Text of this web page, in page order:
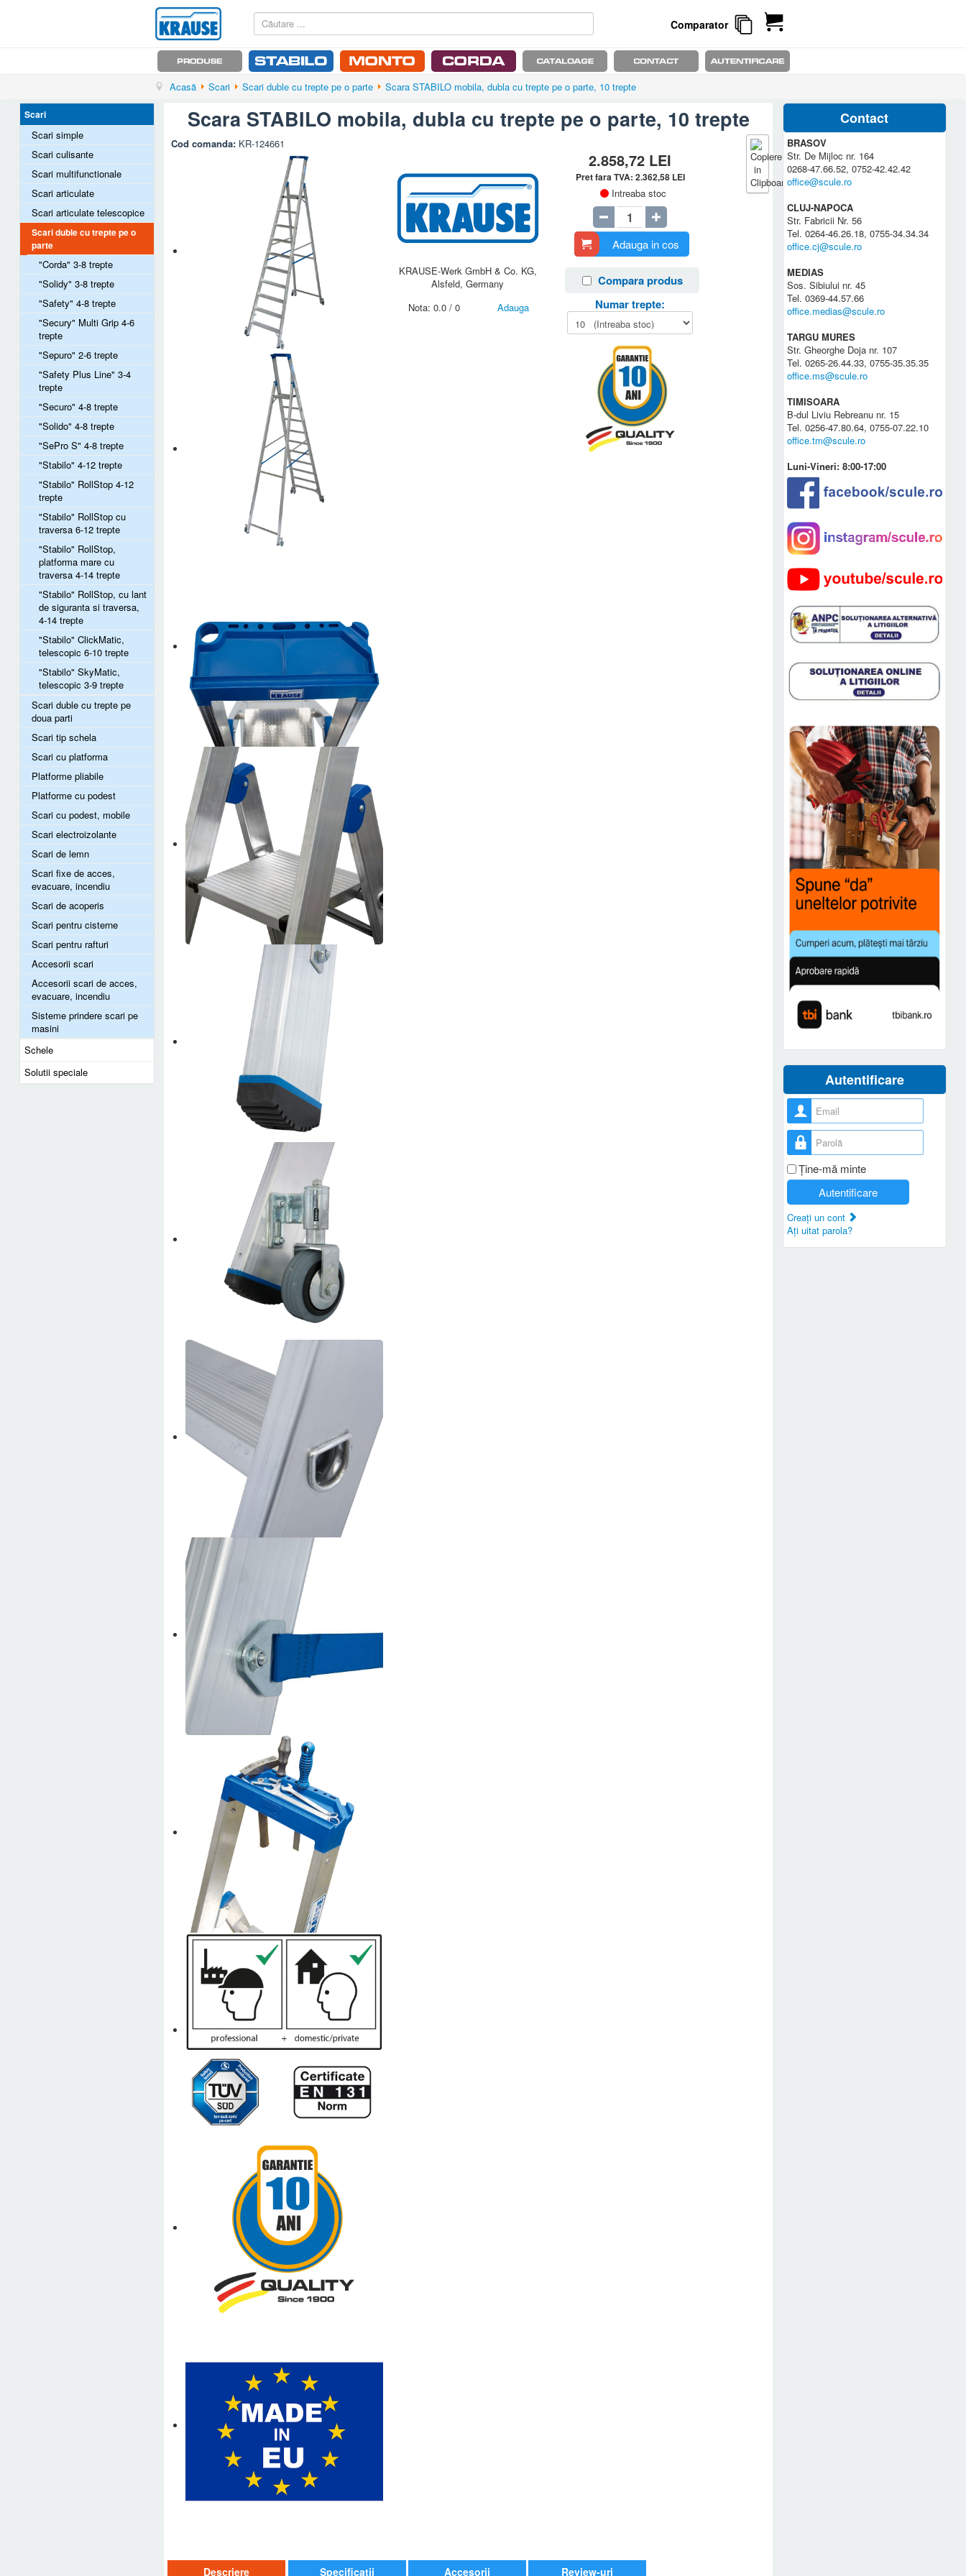
Comparator
Acasă Scari Scari duble cu trepte pe o parte Scara STABILO mobila, dubla cu trepte pe o parte, 10 trepte
Scari
Scari simple
Scari culisante
Scari multifunctionale
Scari articulate
Scari articulate telescopice
Scari duble cu trepte pe o
parte
"Corda" 3-8 trepte
"Solidy" 3-8 trepte
"Safety" 4-8 trepte
"Secury" Multi Grip 4-6
trepte
"Sepuro" 2-6 trepte
"Safety Plus Line" 3-4
trepte
"Securo" 4-8 trepte
"Solido" 4-8 trepte
"SePro S" 4-8 trepte
"Stabilo" 4-12 trepte
"Stabilo" RollStop 4-12
trepte
"Stabilo" RollStop cu
traversa 6-12 trepte
"Stabilo" RollStop,
platforma mare cu
traversa 4-14 trepte
"Stabilo" RollStop, cu lant
de siguranta si traversa,
4-14 trepte
"Stabilo" ClickMatic,
telescopic 6-10 trepte
"Stabilo" SkyMatic,
telescopic 3-9 trepte
Scari duble cu trepte pe
doua parti
Scari tip schela
Scari cu platforma
Platforme pliabile
Platforme cu podest
Scari cu podest, mobile
Scari electroizolante
Scari de lemn
Scari fixe de acces,
evacuare, incendiu
Scari de acoperis
Scari pentru cisterne
Scari pentru rafturi
Accesorii scari
Accesorii scari de acces,
evacuare, incendiu
Sisteme prindere scari pe
masini
Schele
Solutii speciale
Scara STABILO mobila, dubla cu trepte pe o parte, 10 trepte
Cod comanda: KR-124661
KRAUSE-Werk GmbH & Co. KG,
Alsfeld, Germany
Nota:0.0/ 0 Adauga
2.858,72 LEI
Pret fara TVA: 2.362,58 LEI
Intreaba stoc
Adauga in cos
Compara produs
Numar trepte:
Descriere Specificatii Accesorii Review-uri
Contact
BRASOV
Str. De Mijloc nr. 164
0268-47.66.52, 0752-42.42.42
office@scule.ro
CLUJ-NAPOCA
Str. Fabricii Nr. 56
Tel. 0264-46.26.18, 0755-34.34.34
office.cj@scule.ro
MEDIAS
Sos. Sibiului nr. 45
Tel. 0369-44.57.66
office.medias@scule.ro
TARGU MURES
Str. Gheorghe Doja nr. 107
Tel. 0265-26.44.33, 0755-35.35.35
office.ms@scule.ro
TIMISOARA
B-dul Liviu Rebreanu nr. 15
Tel. 0256-47.80.64, 0755-07.22.10
office.tm@scule.ro
Luni-Vineri: 8:00-17:00
Autentificare
Nume utilizator
Parolă
Ţine-mă minte
Autentificare
Creaţi un cont
Aţi uitat parola?